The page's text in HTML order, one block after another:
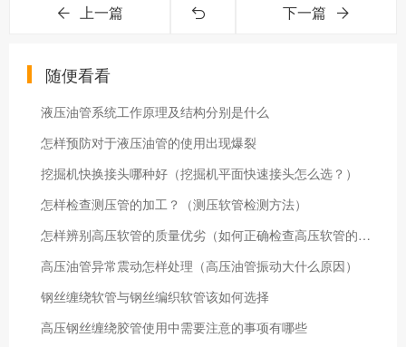
上一篇 下一篇
随便看看
液压油管系统工作原理及结构分别是什么
怎样预防对于液压油管的使用出现爆裂
挖掘机快换接头哪种好（挖掘机平面快速接头怎么选？）
怎样检查测压管的加工？（测压软管检测方法）
怎样辨别高压软管的质量优劣（如何正确检查高压软管的质量）
高压油管异常震动怎样处理（高压油管振动大什么原因）
钢丝缠绕软管与钢丝编织软管该如何选择
高压钢丝缠绕胶管使用中需要注意的事项有哪些